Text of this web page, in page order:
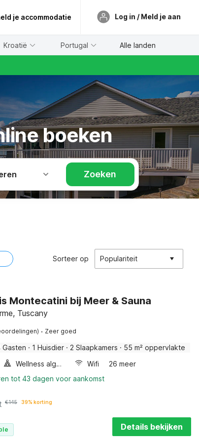
je accommodatie Log in / Meld je aan
Kroatië Portugal Alle landen
boeken
Zoeken
Sorteer op Populariteit
Montecatini bij Meer & Sauna
Tuscany
· Zeer goed
Gasten · 1 Huisdier · 2 Slaapkamers · 55 m² oppervlakte
Wellness algemeen Wifi
26 meer
tot 43 dagen voor aankomst
€145 39% korting
Details bekijken